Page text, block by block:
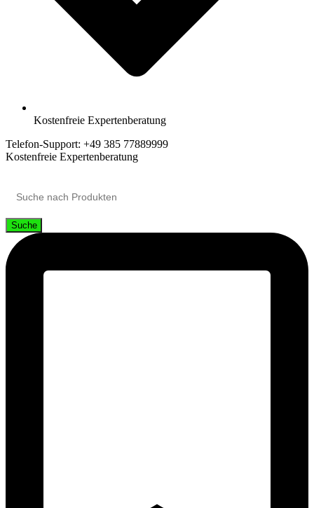
Kostenfreie Expertenberatung
Telefon-Support: +49 385 77889999
Kostenfreie Expertenberatung
Suche